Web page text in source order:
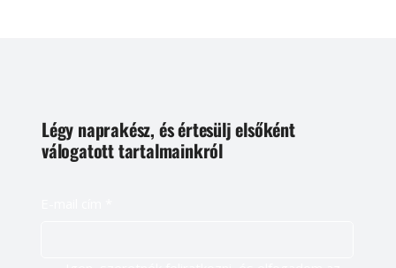
Légy naprakész, és értesülj elsőként
válogatott tartalmainkról